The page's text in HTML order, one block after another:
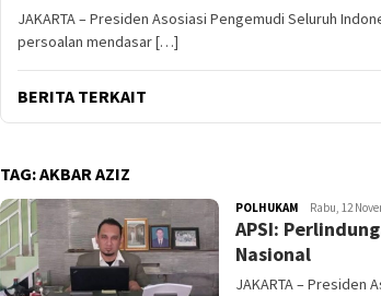
JAKARTA – Presiden Asosiasi Pengemudi Seluruh
persoalan mendasar […]
BERITA TERKAIT
TAG:AKBAR AZIZ
POLHUKAM Rabu, 12
APSI:
Nasional
JAKARTA – Presiden